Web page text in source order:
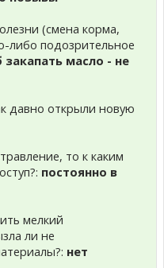
(смена корма,
либо подозрительное
закапать масло - не
давно открыли новую
то к каким
постоянно в
мелкий
ли не
нет